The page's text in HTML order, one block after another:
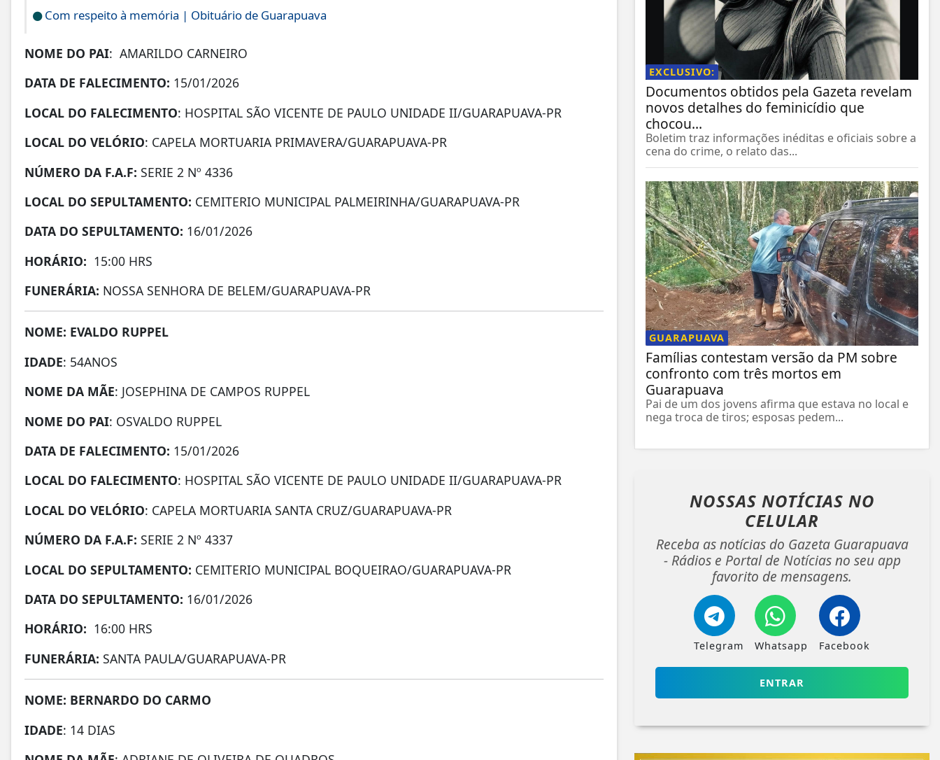
Com respeito à memória | Obituário de Guarapuava
NOME DO PAI: AMARILDO CARNEIRO
DATA DE FALECIMENTO: 15/01/2026
LOCAL DO FALECIMENTO: HOSPITAL SÃO VICENTE DE PAULO UNIDADE II/GUARAPUAVA-PR
LOCAL DO VELÓRIO: CAPELA MORTUARIA PRIMAVERA/GUARAPUAVA-PR
NÚMERO DA F.A.F: SERIE 2 Nº 4336
LOCAL DO SEPULTAMENTO: CEMITERIO MUNICIPAL PALMEIRINHA/GUARAPUAVA-PR
DATA DO SEPULTAMENTO: 16/01/2026
HORÁRIO: 15:00 HRS
FUNERÁRIA: NOSSA SENHORA DE BELEM/GUARAPUAVA-PR
NOME: EVALDO RUPPEL
IDADE: 54ANOS
NOME DA MÃE: JOSEPHINA DE CAMPOS RUPPEL
NOME DO PAI: OSVALDO RUPPEL
DATA DE FALECIMENTO: 15/01/2026
LOCAL DO FALECIMENTO: HOSPITAL SÃO VICENTE DE PAULO UNIDADE II/GUARAPUAVA-PR
LOCAL DO VELÓRIO: CAPELA MORTUARIA SANTA CRUZ/GUARAPUAVA-PR
NÚMERO DA F.A.F: SERIE 2 Nº 4337
LOCAL DO SEPULTAMENTO: CEMITERIO MUNICIPAL BOQUEIRAO/GUARAPUAVA-PR
DATA DO SEPULTAMENTO: 16/01/2026
HORÁRIO: 16:00 HRS
FUNERÁRIA: SANTA PAULA/GUARAPUAVA-PR
NOME: BERNARDO DO CARMO
IDADE: 14 DIAS
EXCLUSIVO:
Documentos obtidos pela Gazeta revelam
novos detalhes do feminicídio que
chocou...
Boletim traz informações inéditas e oficiais sobre a
cena do crime, o relato das...
GUARAPUAVA
Famílias contestam versão da PM sobre
confronto com três mortos em
Guarapuava
Pai de um dos jovens afirma que estava no local e
nega troca de tiros; esposas pedem...
NOSSAS NOTÍCIAS NO
CELULAR
Receba as notícias do Gazeta Guarapuava
- Rádios e Portal de Notícias no seu app
favorito de mensagens.
Telegram Whatsapp Facebook
ENTRAR